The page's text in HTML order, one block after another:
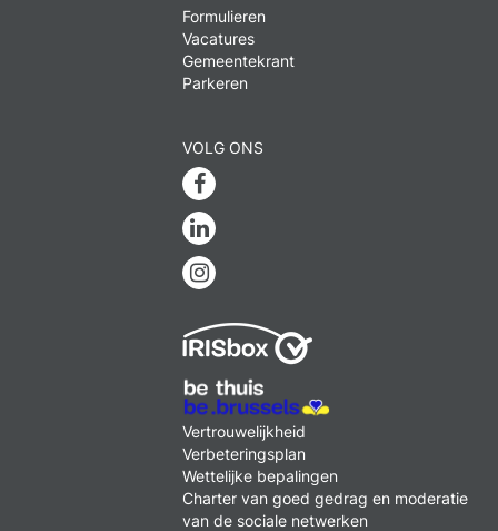
Formulieren
Vacatures
Gemeentekrant
Parkeren
VOLG ONS
Facebook
Linkedin
Instagram
MENU
FOOTER
LEGAL
Vertrouwelijkheid
Verbeteringsplan
Wettelijke bepalingen
Charter van goed gedrag en moderatie
van de sociale netwerken